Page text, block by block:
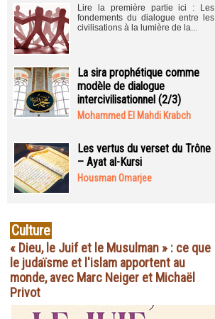
Lire la première partie ici : Les
fondements du dialogue entre les
civilisations à la lumière de la...
La sira prophétique comme
modèle de dialogue
intercivilisationnel (2/3)
Mohammed El Mahdi Krabch
Les vertus du verset du Trône
– Ayat al-Kursi
Housman Omarjee
Culture
« Dieu, le Juif et le Musulman » : ce que
le judaïsme et l'islam apportent au
monde, avec Marc Neiger et Michaël
Privot